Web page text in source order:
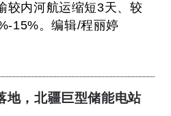
较内河航运缩短3天、较
15%。编辑/程丽婷
地，北疆巨型储能电站